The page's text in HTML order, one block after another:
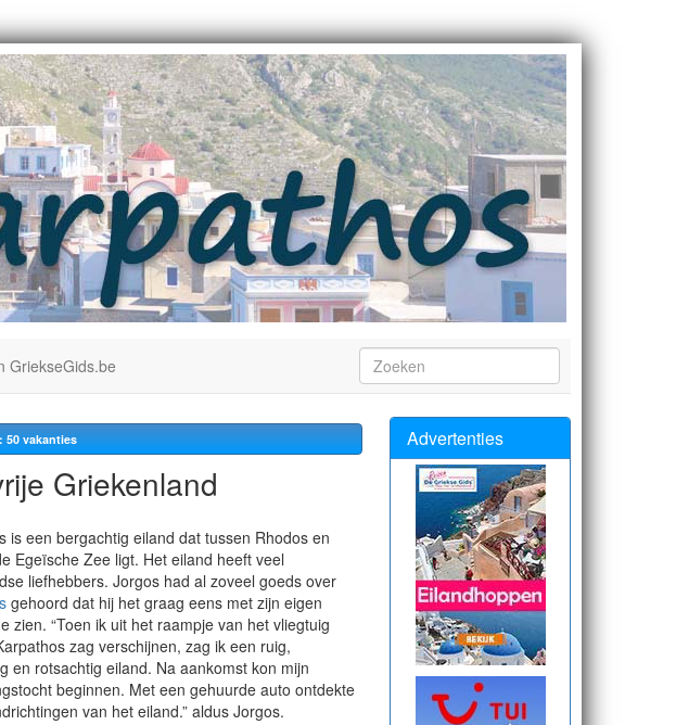
GriekseGids.be
50vakanties
Griekenland
is een bergachtig eiland dat tussen Rhodos en
Egeïsche Zee ligt. Het eiland heeft veel
liefhebbers. Jorgos had al zoveel goeds over
gehoord dat hij het graag eens met zijn eigen
zien. “Toen ik uit het raampje van het vliegtuig
zag verschijnen, zag ik een ruig,
en rotsachtig eiland. Na aankomst kon mijn
beginnen. Met een gehuurde auto ontdekte
van het eiland.” aldus Jorgos.
Advertenties